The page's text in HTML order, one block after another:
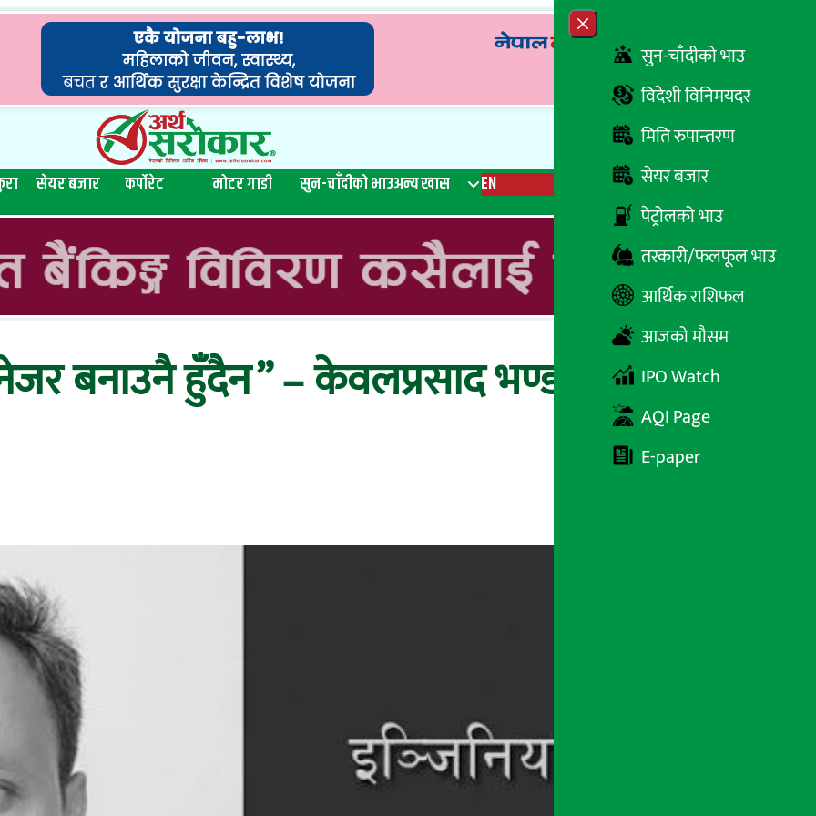
Close menu
सुन-चाँदीको भाउ
विदेशी विनिमयदर
मिति रुपान्तरण
सेयर बजार
पेट्रोलको भाउ
तरकारी/फलफूल भाउ
आर्थिक राशिफल
आजको मौसम
IPO Watch
AQI Page
E-paper
सेयर बजार कर्पोरेट मोटर गाडी सुन-चाँदीको भाउअन्य खास EN रेडियो
बनाउनै हुँदैन ” – केवलप्रसाद भण्डारी, सह